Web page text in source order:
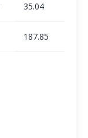
35.04
187.85